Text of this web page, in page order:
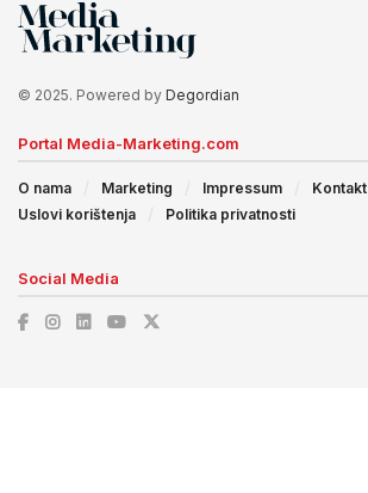
© 2025. Powered by Degordian
Portal Media-Marketing.com
O nama Marketing Impressum
Kontakt
Uslovi korištenja
Politika privatnosti
Social Media